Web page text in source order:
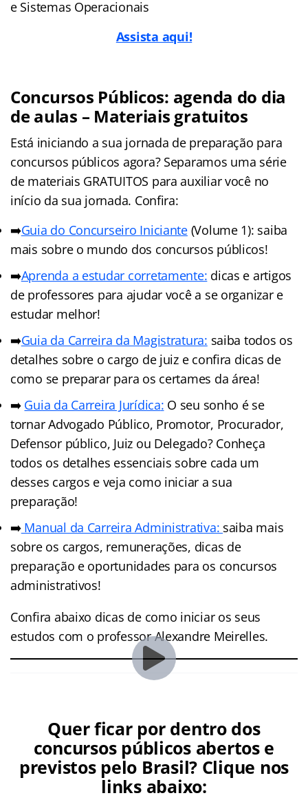
e Sistemas Operacionais
Assista aqui!
Concursos Públicos: agenda do dia
de aulas – Materiais gratuitos
Está iniciando a sua jornada de preparação para
concursos públicos agora? Separamos uma série
de materiais GRATUITOS para auxiliar você no
início da sua jornada. Confira:
➡️Guia do Concurseiro Iniciante(Volume 1): saiba
mais sobre o mundo dos concursos públicos!
➡️Aprenda a estudar corretamente: dicas e artigos
de professores para ajudar você a se organizar e
estudar melhor!
➡️Guia da Carreira da Magistratura: saiba todos os
detalhes sobre o cargo de juiz e confira dicas de
como se preparar para os certames da área!
➡️ Guia da Carreira Jurídica: O seu sonho é se
tornar Advogado Público, Promotor, Procurador,
Defensor público, Juiz ou Delegado? Conheça
todos os detalhes essenciais sobre cada um
desses cargos e veja como iniciar a sua
preparação!
➡️Manual da Carreira Administrativa: saiba mais
sobre os cargos, remunerações, dicas de
preparação e oportunidades para os concursos
administrativos!
Confira abaixo dicas de como iniciar os seus
estudos com o professor Alexandre Meirelles.
Quer ficar por dentro dos
concursos públicos abertos e
previstos pelo Brasil? Clique nos
links abaixo: